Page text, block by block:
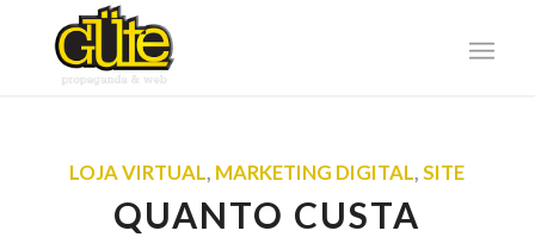
LOJA VIRTUAL, MARKETING DIGITAL,SITE
QUANTO CUSTA